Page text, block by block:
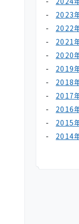
2023
2022
2021
2020
2019
2018
2017
2016
2015
2014